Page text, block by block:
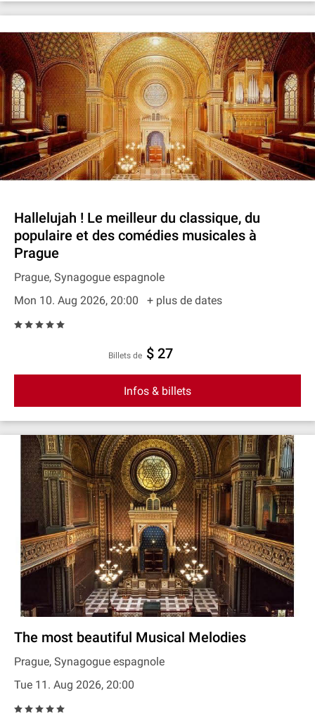
Hallelujah ! Le meilleur du classique, du
populaire et des comédies musicales à
Prague
Prague, Synagogue espagnole
Mon 10. Aug 2026, 20:00
+ plus de dates
Billets de $ 27
Infos & billets
The most beautiful Musical Melodies
Prague, Synagogue espagnole
Tue 11. Aug 2026, 20:00